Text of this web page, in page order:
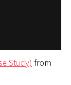
Study) from